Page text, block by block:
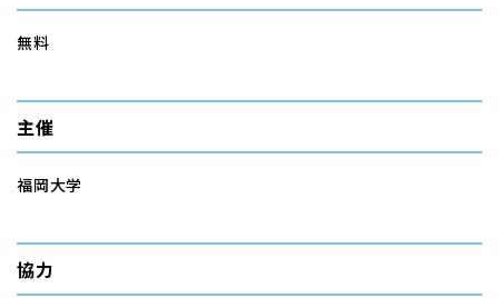
無料
主催
福岡大学
協力